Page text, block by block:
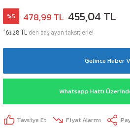
%5 478,99 TL 455,04 TL
*63,28 TLden başlayan taksitlerle!
Gelince Haber
Whatsapp Hattı
Tavsiye Et Fiyat Alarmı